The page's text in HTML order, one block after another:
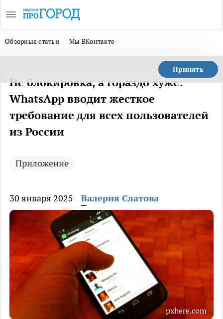
Обзорные статьи Мы ВКонтакте
Принять
Не блокировка, а гораздо хуже:
WhatsApp вводит жесткое
требование для всех пользователей
из России
Приложение
30 января 2025 Валерия Слатова
pxhere.com